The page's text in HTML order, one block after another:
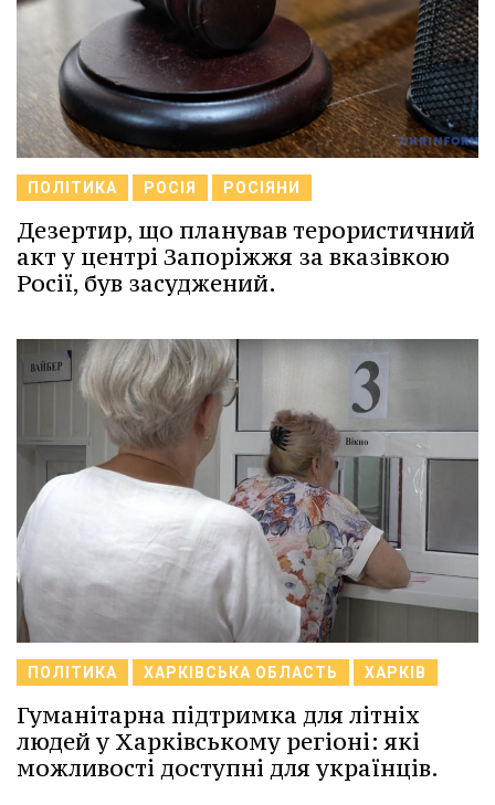
ПОЛІТИКА РОСІЯ РОСІЯНИ
Дезертир, що планував терористичний
акт у центрі Запоріжжя за вказівкою
Росії, був засуджений.
ПОЛІТИКА ХАРКІВСЬКА ОБЛАСТЬ ХАРКІВ
Гуманітарна підтримка для літніх
людей у Харківському регіоні: які
можливості доступні для українців.